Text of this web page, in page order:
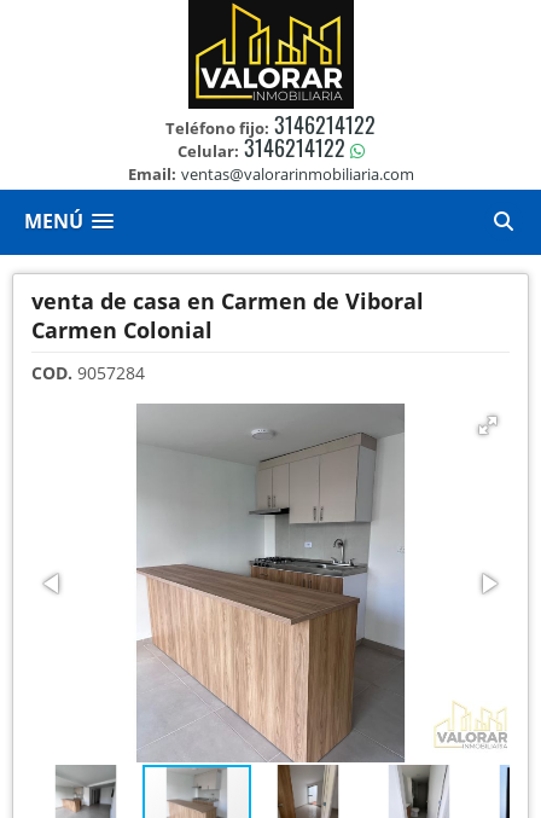
Teléfono fijo: 3146214122
Celular: 3146214122
Email: ventas@valorarinmobiliaria.com
MENÚ
venta de casa en Carmen de Viboral
Carmen Colonial
COD. 9057284